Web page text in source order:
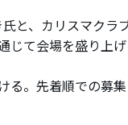
と、カリスマクラ
て会場を盛り上げ
。先着順での募